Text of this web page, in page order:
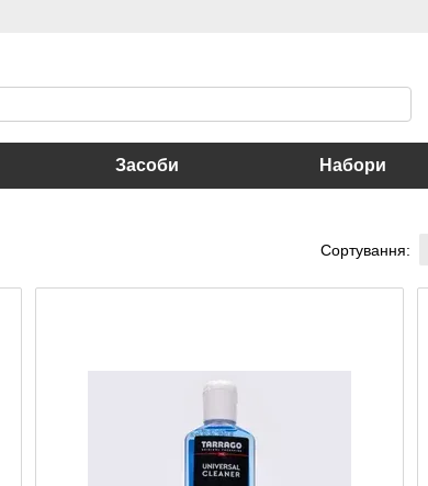
Засоби Набори
Сортування: